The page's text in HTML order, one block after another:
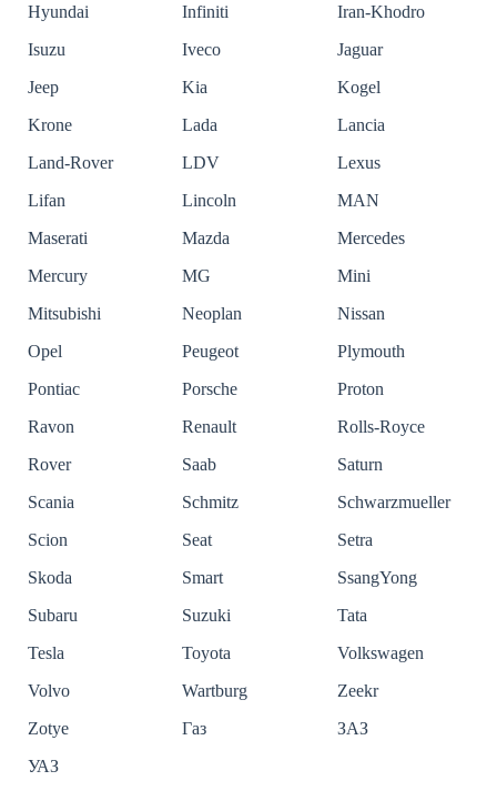
Hyundai
Infiniti
Iran-Khodro
Isuzu
Iveco
Jaguar
Jeep
Kia
Kogel
Krone
Lada
Lancia
Land-Rover
LDV
Lexus
Lifan
Lincoln
MAN
Maserati
Mazda
Mercedes
Mercury
MG
Mini
Mitsubishi
Neoplan
Nissan
Opel
Peugeot
Plymouth
Pontiac
Porsche
Proton
Ravon
Renault
Rolls-Royce
Rover
Saab
Saturn
Scania
Schmitz
Schwarzmueller
Scion
Seat
Setra
Skoda
Smart
SsangYong
Subaru
Suzuki
Tata
Tesla
Toyota
Volkswagen
Volvo
Wartburg
Zeekr
Zotye
Газ
ЗАЗ
УАЗ